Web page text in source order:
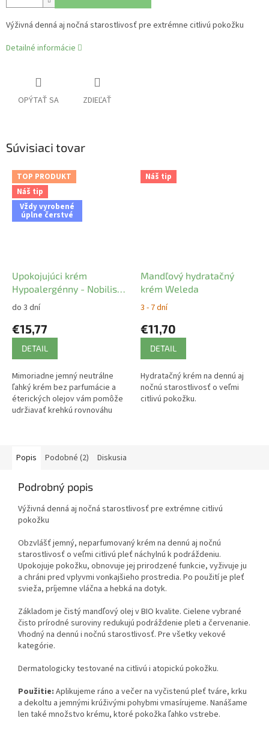
Výživná denná aj nočná starostlivosť pre extrémne citlivú pokožku
Detailné informácie
OPÝTAŤ SA ZDIEĽAŤ
Súvisiaci tovar
TOP PRODUKT
Náš tip
Vždy vyrobené
úplne čerstvé
Upokojujúci krém
Hypoalergénny - Nobilis
Tilia
do 3 dní
€15,77
DETAIL
Mimoriadne jemný neutrálne
ľahký krém bez parfumácie a
éterických olejov vám pomôže
udržiavať krehkú rovnováhu
Náš tip
Mandľový hydratačný
krém Weleda
3 - 7 dní
€11,70
DETAIL
Hydratačný krém na dennú aj
nočnú starostlivosť o veľmi
citlivú pokožku.
Popis Podobné (2) Diskusia
Podrobný popis
Výživná denná aj nočná starostlivosť pre extrémne citlivú
pokožku
Obzvlášť jemný, neparfumovaný krém na dennú aj nočnú
starostlivosť o veľmi citlivú pleť náchylnú k podráždeniu.
Upokojuje pokožku, obnovuje jej prirodzené funkcie, vyživuje ju
a chráni pred vplyvmi vonkajšieho prostredia. Po použití je pleť
svieža, príjemne vláčna a hebká na dotyk.
Základom je čistý mandľový olej v BIO kvalite. Cielene vybrané
čisto prírodné suroviny redukujú podráždenie pleti a červenanie.
Vhodný na dennú i nočnú starostlivosť. Pre všetky vekové
kategórie.
Dermatologicky testované na citlivú i atopickú pokožku.
Použitie: Aplikujeme ráno a večer na vyčistenú pleť tváre, krku
a dekoltu a jemnými krúživými pohybmi vmasírujeme. Nanášame
len také množstvo krému, ktoré pokožka ľahko vstrebe.